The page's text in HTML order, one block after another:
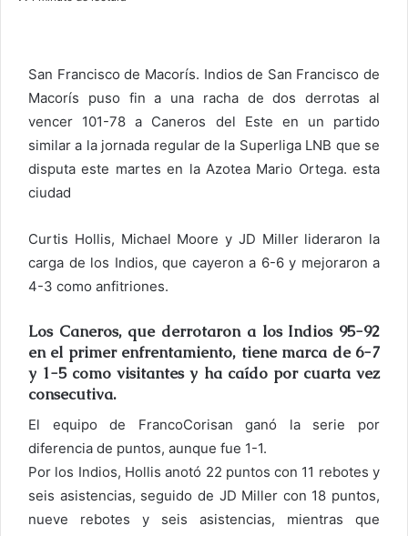
r
c
o
l
c
t
r
n
i
c
o
San Francisco de Macorís. Indios de San Francisco de
Macorís puso fin a una racha de dos derrotas al
vencer 101-78 a Caneros del Este en un partido
similar a la jornada regular de la Superliga LNB que se
disputa este martes en la Azotea Mario Ortega. esta
ciudad
Curtis Hollis, Michael Moore y JD Miller lideraron la
carga de los Indios, que cayeron a 6-6 y mejoraron a
4-3 como anfitriones.
Los Caneros, que derrotaron a los Indios 95-92
en el primer enfrentamiento, tiene marca de 6-7
y 1-5 como visitantes y ha caído por cuarta vez
consecutiva.
El equipo de FrancoCorisan ganó la serie por
diferencia de puntos, aunque fue 1-1.
Por los Indios, Hollis anotó 22 puntos con 11 rebotes y
seis asistencias, seguido de JD Miller con 18 puntos,
nueve rebotes y seis asistencias, mientras que